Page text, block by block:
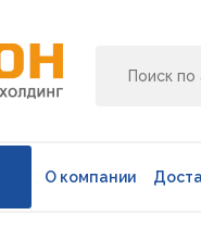
О компании